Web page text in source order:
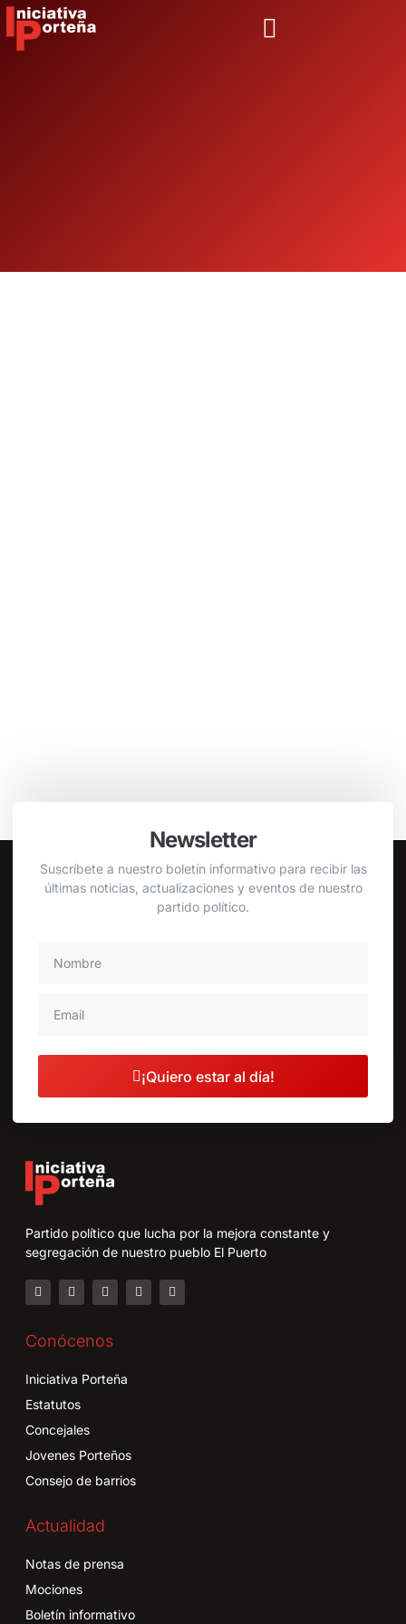
Newsletter
Suscríbete a nuestro boletín informativo para recibir las
últimas noticias, actualizaciones y eventos de nuestro
partido político.
¡Quiero estar al día!
Partido político que lucha por la mejora constante y
segregación de nuestro pueblo El Puerto
Conócenos
Iniciativa Porteña
Estatutos
Concejales
Jovenes Porteños
Consejo de barrios
Actualidad
Notas de prensa
Mociones
Boletín informativo